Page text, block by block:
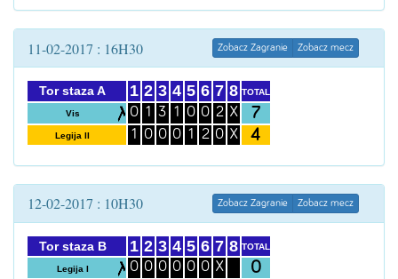
11-02-2017 : 16H30 Zobacz Zagranie Zobacz mecz
Tor staza A
Vis
Legija II
1
0
1
2
1
0
3
3
0
4
1
0
5
0
1
6
0
2
7
2
0
8
X
X
TOTAL
7
4
12-02-2017 : 10H30 Zobacz Zagranie Zobacz mecz
Tor staza B
Legija I
1
0
2
0
3
0
4
0
5
0
6
0
7
X
8 TOTAL
0